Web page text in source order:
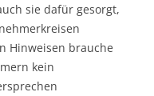
sie dafür gesorgt,
Hinweisen brauche
kein